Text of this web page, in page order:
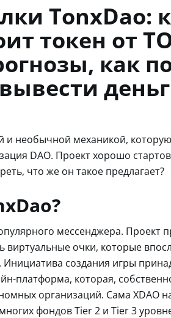
TonxDao:
токен от
как
и необычной механикой,
DAO. Проект хорошо
что же он такое предлагает?
мессенджера. Проект
виртуальные очки, которые
создания игры
платформа, которая,
организаций. Сама XDAO
фондов Tier 2 и Tier 3